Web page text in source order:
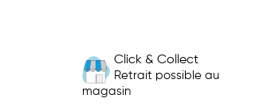
Click & Collect
Retrait possible au
magasin